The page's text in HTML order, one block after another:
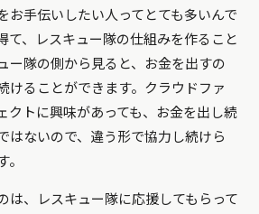
お手伝いしたい人ってとても多いんで
て、レスキュー隊の仕組みを作ること
ー隊の側から見ると、お金を出すの
けることができます。クラウドファ
クトに興味があっても、お金を出し続
はないので、違う形で協力し続けら
は、レスキュー隊に応援してもらって